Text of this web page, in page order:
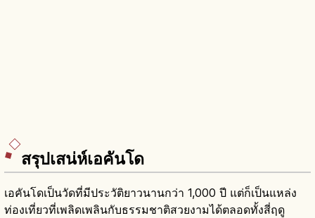
สรุปเสน่ห์เอคันโด
เอคันโดเป็นวัดที่มีประวัติยาวนานกว่า 1,000 ปี แต่ก็เป็นแหล่ง
ท่องเที่ยวที่เพลิดเพลินกับธรรมชาติสวยงามได้ตลอดทั้งสี่ฤดู